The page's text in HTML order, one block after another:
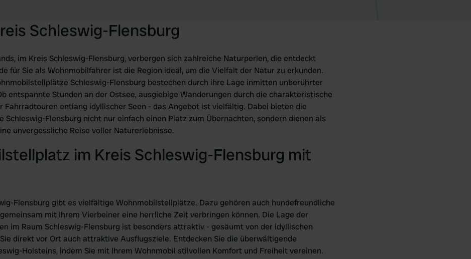
Schleswig-Flensburg
im Kreis Schleswig-Flensburg, verbergen sich zahlreiche Naturperlen, die entdeckt
für Sie als Wohnmobilfahrer ist die Region ideal, um die Vielfalt der Natur zu erkunden.
Schleswig-Flensburg bestechen durch ihre Lage inmitten unberührter
entspannte Stunden an der Ostsee, ausgiebige Wanderungen durch die charakteristische
Fahrradtouren entlang idyllischer Seen - das Angebot ist vielfältig. Dabei bieten die
Schleswig-Flensburg nicht nur einfach einen Platz zum Übernachten, sondern dienen als
unvergessliche Reise voller Naturerlebnisse.
im Kreis Schleswig-Flensburg mit
Flensburg gibt es vielfältige Wohnmobilstellplätze. Dazu gehören auch hundefreundliche
mit Ihrem Vierbeiner eine herrliche Zeit verbringen können. Die Lage der
im Raum Schleswig-Flensburg ist besonders attraktiv - gesäumt von der idyllischen
direkt vor Ort auch attraktive Ausflugsziele. Entdecken Sie die überwältigende
Holsteins, indem Sie mit Ihrem Wohnmobil stilvollen Komfort und Freiheit vereinen.